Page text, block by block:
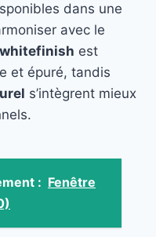
dans une
avec le
whitefinish est
et épuré, tandis
s’intègrent mieux
: Fenêtre